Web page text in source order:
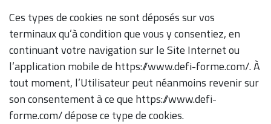
Ces types de cookies ne sont déposés sur vos
terminaux qu’à condition que vous y consentiez, en
continuant votre navigation sur le Site Internet ou
l’application mobile de https://www.defi-forme.com/. À
tout moment, l’Utilisateur peut néanmoins revenir sur
son consentement à ce que https://www.defi-
forme.com/ dépose ce type de cookies.